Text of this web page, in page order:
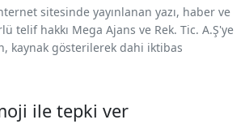
sitesinde yayınlanan yazı, haber ve
telif hakkı Mega Ajans ve Rek. Tic. A.Ş'ye
kaynak gösterilerek dahi iktibas
ile tepki ver